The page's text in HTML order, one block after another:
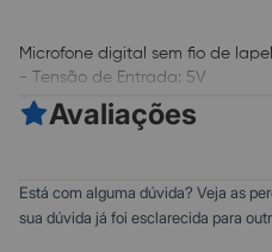
Microfone digital sem fio de
- Tensão de Entrada: 5V
- Capacidade da Bateria: 40mAh
- Tempo de Uso da Bateria: 3-4
- Sensibilidade: -42dB
- Faixa de Resposta de
Avaliações
5
4
Está com alguma dúvida? Veja as
sua dúvida já foi esclarecida para